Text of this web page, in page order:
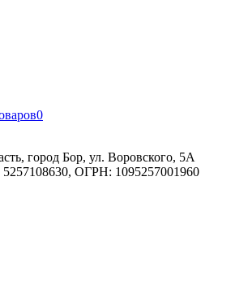
0
город Бор, ул. Воровского, 5А
ОГРН: 1095257001960